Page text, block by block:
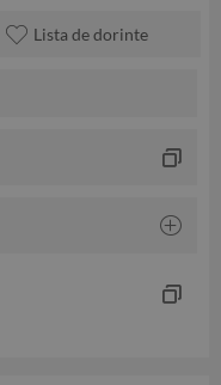
Lista de dorinte